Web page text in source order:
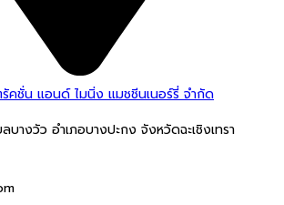
คชั่น แอนด์ ไมนิ่ง แมชชีนเนอร์รี่ จำกัด
างวัว อำเภอบางปะกง จังหวัดฉะเชิงเทรา